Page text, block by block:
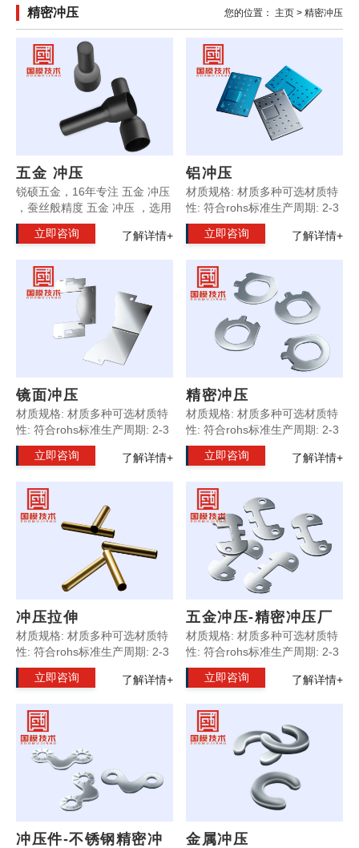
精密冲压 您的位置： 主页 > 精密冲压
五金 冲压
锐硕五金，16年专注 五金 冲压
，蚕丝般精度 五金 冲压 ，选用
进口原材料，锐硕五金冲压外
观光洁无暇 五金 冲压 ，锐硕五
本解决品质顾虑 五金 冲压 ，锐
立即咨询 了解详情+
铝冲压
材质规格: 材质多种可选材质特
性: 符合rohs标准生产周期: 2-3
天产品优势: 外观精致光滑产品
规格: 按照客户要求定制温馨提
立即咨询 了解详情+
镜面冲压
材质规格: 材质多种可选材质特
性: 符合rohs标准生产周期: 2-3
天产品优势: 外观精致光滑产品
规格: 按照客户要求定制温馨提
立即咨询 了解详情+
精密冲压
材质规格: 材质多种可选材质特
性: 符合rohs标准生产周期: 2-3
天产品优势: 外观精致光滑产品
规格: 按照客户要求定制温馨提
立即咨询 了解详情+
冲压拉伸
材质规格: 材质多种可选材质特
性: 符合rohs标准生产周期: 2-3
天产品优势: 外观精致光滑产品
规格: 按照客户要求定制温馨提
立即咨询 了解详情+
五金冲压-精密冲压厂
材质规格: 材质多种可选材质特
性: 符合rohs标准生产周期: 2-3
天产品优势: 外观精致光滑产品
规格: 按照客户要求定制温馨提
立即咨询 了解详情+
冲压件-不锈钢精密冲
金属冲压